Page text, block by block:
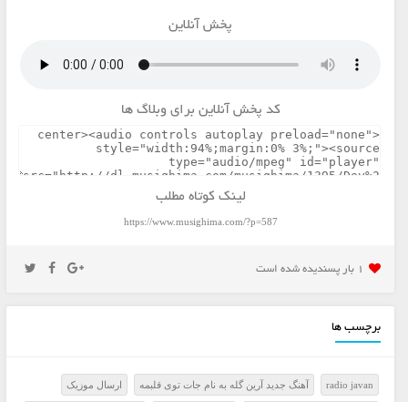
پخش آنلاین
کد پخش آنلاین برای وبلاگ ها
لینک کوتاه مطلب
https://www.musighima.com/?p=587
1 بار پسنديده شده است
برچسب ها
radio javan آهنگ جدید آرین گله به نام جات توی قلبمه ارسال موزيک